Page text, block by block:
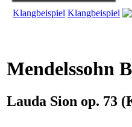
Klangbeispiel Klangbeispiel
Mendelssohn
Lauda Sion op. 73